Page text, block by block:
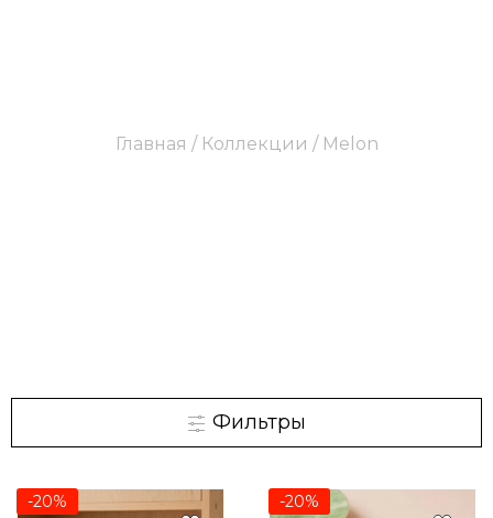
Главная / Коллекции / Melon
Фильтры
-20% -20%